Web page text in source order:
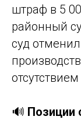
штраф в 5
районный
суд
🔊 Позиции